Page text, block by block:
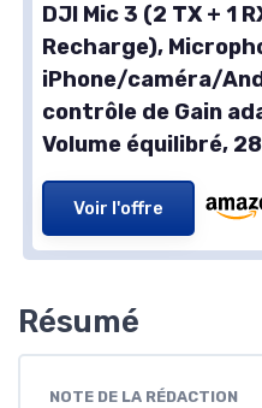
DJI Mic 3 (2 TX + 1
Recharge),
iPhone/caméra/
contrôle de Gain
Volume équilibré,
Voir l'offre
Résumé
NOTE DE LA RÉDACTION